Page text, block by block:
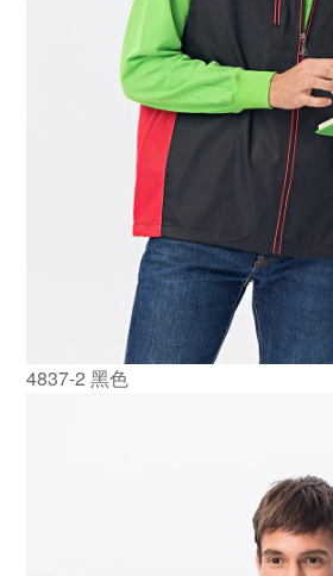
4837-2 黑色